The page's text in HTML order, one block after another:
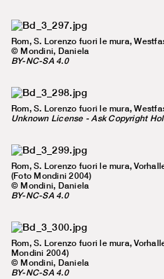
Rom, S. Lorenzo fuori le mura,
© Mondini, Daniela
BY-NC-SA 4.0
Rom, S. Lorenzo fuori le mura,
Unknown License - Ask Copyright
Rom, S. Lorenzo fuori le mura,
(Foto Mondini 2004)
© Mondini, Daniela
BY-NC-SA 4.0
Rom, S. Lorenzo fuori le mura,
Mondini 2004)
© Mondini, Daniela
BY-NC-SA 4.0